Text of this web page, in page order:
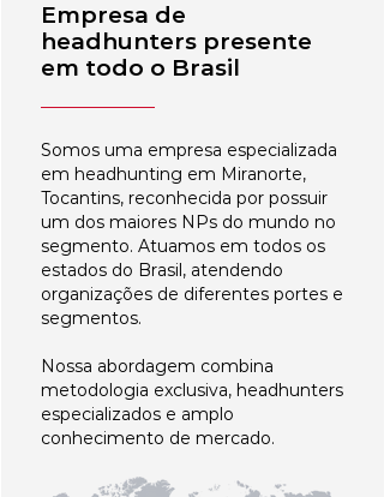
Empresa de
headhunters presente
em todo o Brasil
Somos uma empresa especializada
em headhunting em Miranorte,
Tocantins, reconhecida por possuir
um dos maiores NPs do mundo no
segmento. Atuamos em todos os
estados do Brasil, atendendo
organizações de diferentes portes e
segmentos.
Nossa abordagem combina
metodologia exclusiva, headhunters
especializados e amplo
conhecimento de mercado.